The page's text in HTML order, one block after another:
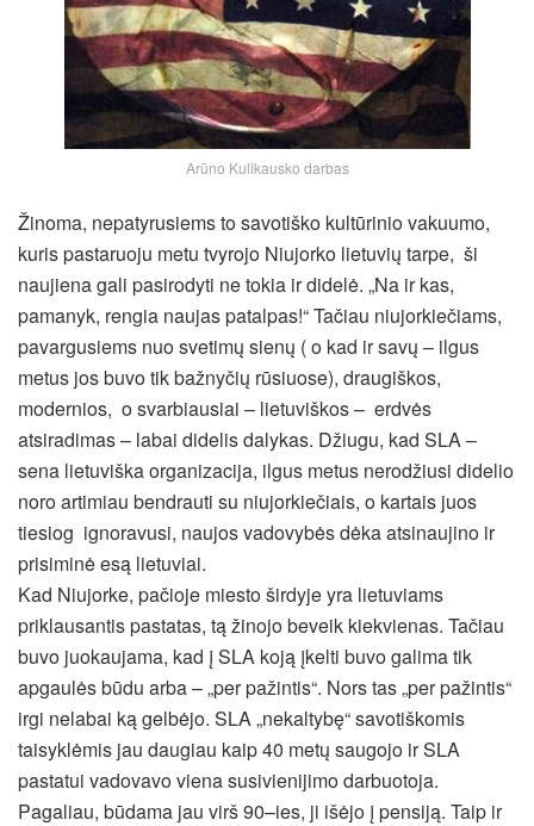
Arūno Kulikausko darbas
Žinoma, nepatyrusiems to savotiško kultūrinio vakuumo,
kuris pastaruoju metu tvyrojo Niujorko lietuvių tarpe, ši
naujiena gali pasirodyti ne tokia ir didelė. „Na ir kas,
pamanyk, rengia naujas patalpas!“ Tačiau niujorkiečiams,
pavargusiems nuo svetimų sienų ( o kad ir savų – ilgus
metus jos buvo tik bažnyčių rūsiuose), draugiškos,
modernios, o svarbiausiai – lietuviškos – erdvės
atsiradimas – labai didelis dalykas. Džiugu, kad SLA –
sena lietuviška organizacija, ilgus metus nerodžiusi didelio
noro artimiau bendrauti su niujorkiečiais, o kartais juos
tiesiog ignoravusi, naujos vadovybės dėka atsinaujino ir
prisiminė esą lietuviai.
Kad Niujorke, pačioje miesto širdyje yra lietuviams
priklausantis pastatas, tą žinojo beveik kiekvienas. Tačiau
buvo juokaujama, kad į SLA koją įkelti buvo galima tik
apgaulės būdu arba – „per pažintis“. Nors tas „per pažintis“
irgi nelabai ką gelbėjo. SLA „nekaltybę“ savotiškomis
taisyklėmis jau daugiau kaip 40 metų saugojo ir SLA
pastatui vadovavo viena susivienijimo darbuotoja.
Pagaliau, būdama jau virš 90–ies, ji išėjo į pensiją. Taip ir